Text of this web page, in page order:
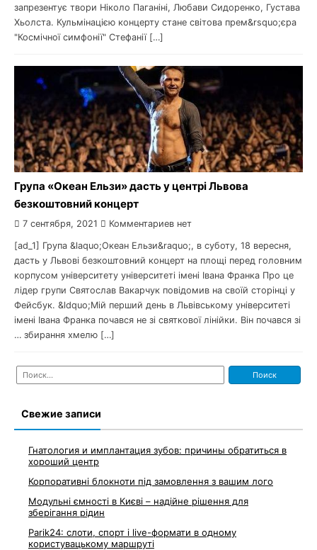
запрезентує твори Ніколо Паганіні, Любави Сидоренко, Густава
Хьолста. Кульмінацією концерту стане світова прем&rsquo;єра
"Космічної симфонії" Стефанії […]
Група «Океан Ельзи» дасть у центрі Львова
безкоштовний концерт
7 сентября, 2021 Комментариев нет
[ad_1] Група &laquo;Океан Ельзи&raquo;, в суботу, 18 вересня,
дасть у Львові безкоштовний концерт на площі перед головним
корпусом університету університеті імені Івана Франка Про це
лідер групи Святослав Вакарчук повідомив на своїй сторінці у
Фейсбук. &ldquo;Мій перший день в Львівському університеті
імені Івана Франка почався не зі святкової лінійки. Він почався зі
… збирання хмелю […]
Найти:
Свежие записи
Гнатология и имплантация зубов: причины обратиться в
хороший центр
Корпоративні блокноти під замовлення з вашим лого
Модульні ємності в Києві – надійне рішення для
зберігання рідин
Parik24: слоти, спорт і live-формати в одному
користувацькому маршруті